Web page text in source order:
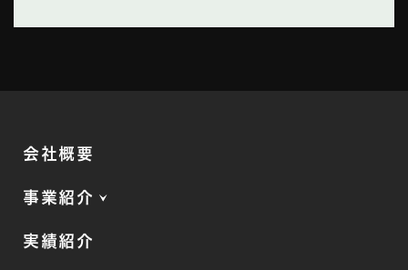
会社概要
事業紹介
実績紹介